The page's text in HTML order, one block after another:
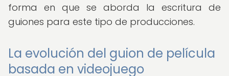
forma en que se aborda la escritura de
guiones para este tipo de producciones.
La evolución del guion de película
basada en videojuego